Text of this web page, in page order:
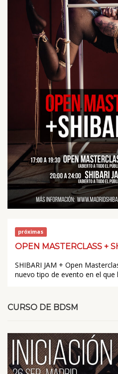
próximas
OPEN MASTERCLASS +
SHIBARI JAM + Open
nuevo tipo de evento en el
CURSO DE BDSM